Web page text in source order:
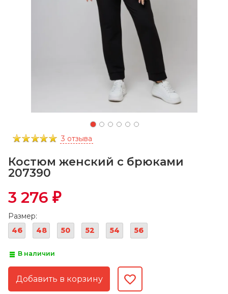
3 отзыва
Костюм женский с брюками
207390
3 276 ₽
Размер:
46
48 50 52 54 56
В наличии